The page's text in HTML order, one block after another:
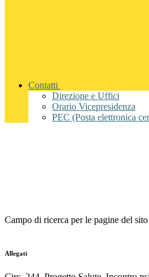
Contatti
Direzione e Uffici
Orario Vicepresidenza
PEC (Posta elettronica
Campo di ricerca per le pagine del sito
Allegati